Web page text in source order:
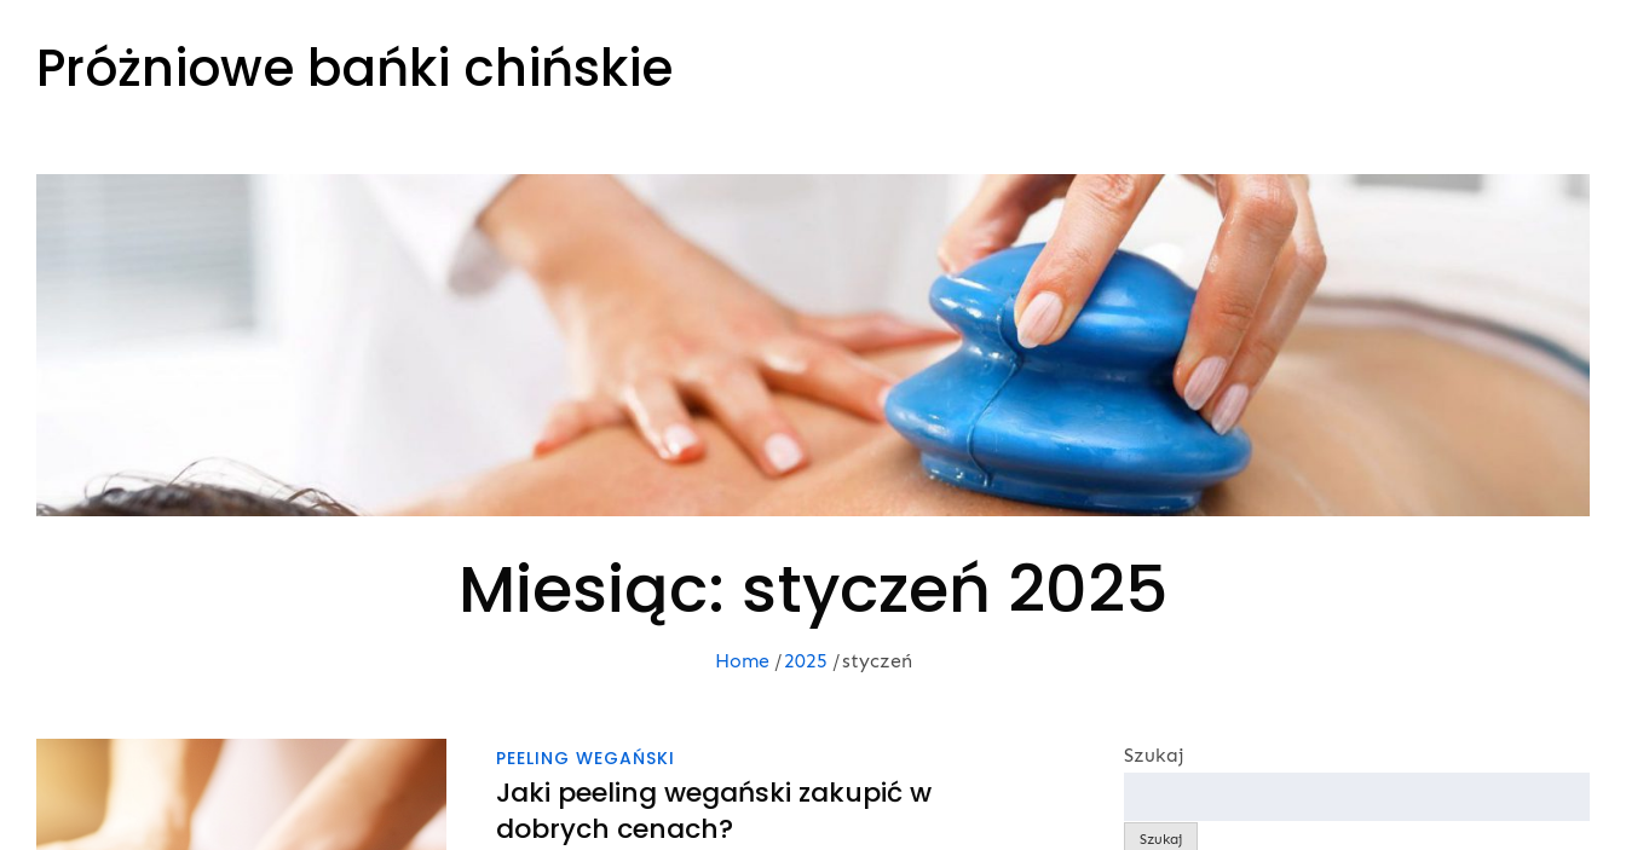
contentPróżniowe bańki chińskie
Miesiąc: styczeń 2025
Home 2025 styczeń
PEELING WEGAŃSKI
Jaki peeling wegański zakupić w
dobrych cenach?
Szukaj
Szukaj